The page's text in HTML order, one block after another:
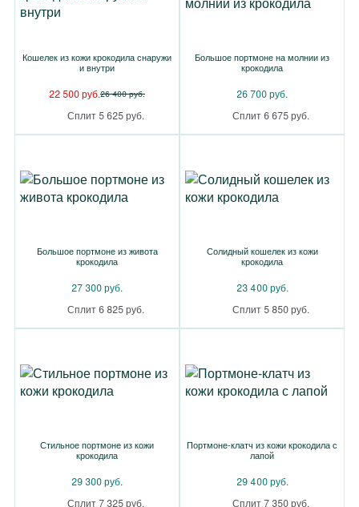
Кошелек из кожи крокодила снаружи
и внутри
22 500 руб.26 400 руб.
Сплит 5 625 руб.
Большое портмоне на молнии из
крокодила
26 700 руб.
Сплит 6 675 руб.
Большое портмоне из живота
крокодила
27 300 руб.
Сплит 6 825 руб.
Солидный кошелек из кожи
крокодила
23 400 руб.
Сплит 5 850 руб.
Стильное портмоне из кожи
крокодила
29 300 руб.
Сплит 7 325 руб.
Портмоне-клатч из кожи крокодила с
лапой
29 400 руб.
Сплит 7 350 руб.